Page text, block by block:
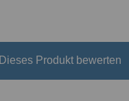
Dieses Produkt bewerten